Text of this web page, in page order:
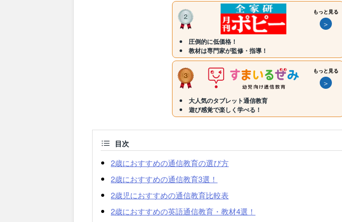
もっと見る
＞
圧倒的に低価格！
教材は専門家が監修・指導！
もっと見る
＞
大人気のタブレット通信教育
遊び感覚で楽しく学べる！
目次
2歳におすすめの通信教育の選び方
2歳におすすめの通信教育3選！
2歳児におすすめの通信教育比較表
2歳におすすめの英語通信教育・教材4選！